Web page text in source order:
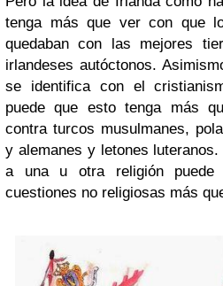
tenga más que ver con que
quedaban con las mejores
irlandeses autóctonos.
se identifica con el
puede que esto tenga más
contra turcos musulmanes,
y alemanes y letones
a una u otra religión puede
cuestiones no religiosas más